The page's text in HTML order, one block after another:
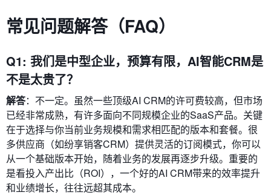
常见问题解答（FAQ）
Q1: 我们是中型企业，预算有限，AI智能CRM是
不是太贵了？
解答：不一定。虽然一些顶级AI CRM的许可费较高，但市场
已经非常成熟，有许多面向不同规模企业的SaaS产品。关键
在于选择与你当前业务规模和需求相匹配的版本和套餐。很
多供应商（如纷享销客CRM）提供灵活的订阅模式，你可以
从一个基础版本开始，随着业务的发展再逐步升级。重要的
是看投入产出比（ROI），一个好的AI CRM带来的效率提升
和业绩增长，往往远超其成本。